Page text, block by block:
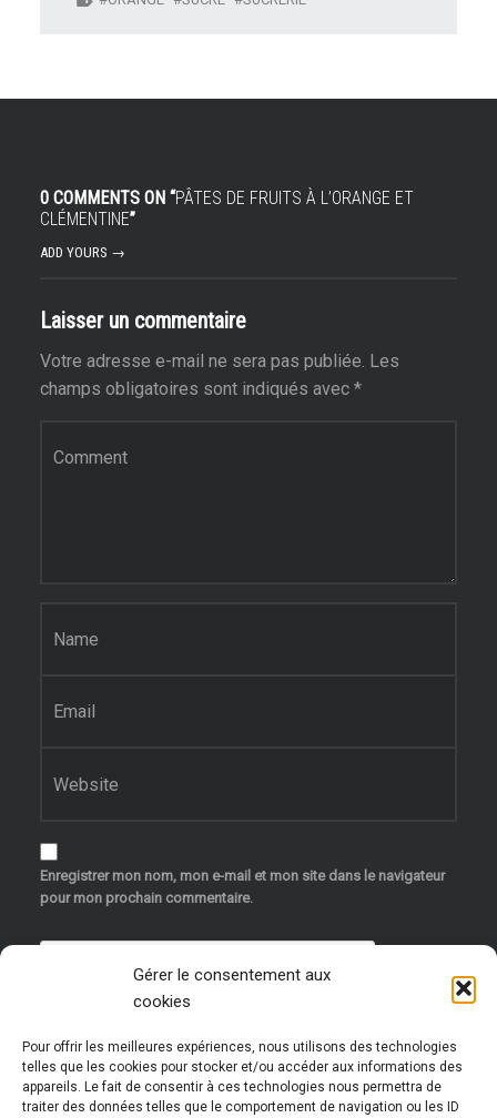
Gérer le consentement aux
cookies
Pour offrir les meilleures expériences, nous utilisons des technologies
telles que les cookies pour stocker et/ou accéder aux informations des
appareils. Le fait de consentir à ces technologies nous permettra de
traiter des données telles que le comportement de navigation ou les ID
0 COMMENTS ON “PÂTES DE FRUITS À L’ORANGE ET
CLÉMENTINE”
ADD YOURS →
Laisser un commentaire
Votre adresse e-mail ne sera pas publiée. Les
champs obligatoires sont indiqués avec *
Enregistrer mon nom, mon e-mail et mon site dans le navigateur
pour mon prochain commentaire.